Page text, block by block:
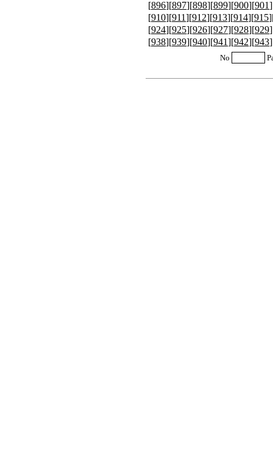
[896][897][898][899][900][901
[910][911][912][913][914][915
[924][925][926][927][928][929
[938][939][940][941][942][943
No